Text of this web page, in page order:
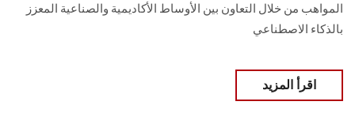
المواهب من خلال التعاون بين الأوساط الأكاديمية والصناعية المعزز
بالذكاء الاصطناعي
اقرأ المزيد